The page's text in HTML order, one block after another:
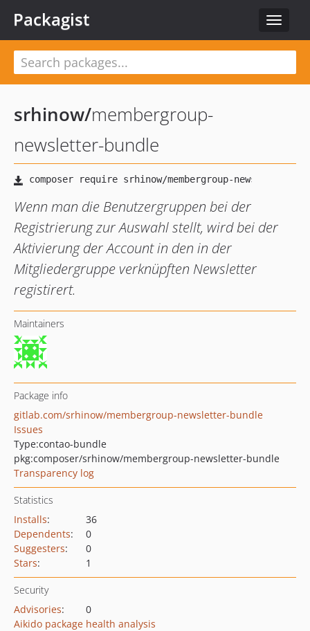
Toggle
Packagist
srhinow/membergroup-
newsletter-bundle
Wenn man die Benutzergruppen bei der
Registrierung zur Auswahl stellt, wird bei der
Aktivierung der Account in den in der
Mitgliedergruppe verknüpften Newsletter
registirert.
Maintainers
Package info
gitlab.com/srhinow/membergroup-newsletter-bundle
Issues
Type:contao-bundle
pkg:composer/srhinow/membergroup-newsletter-bundle
Transparency log
Statistics
Installs:
36
Dependents:
0
Suggesters:
0
Stars: 1
Security
Advisories:
0
Aikido package health analysis